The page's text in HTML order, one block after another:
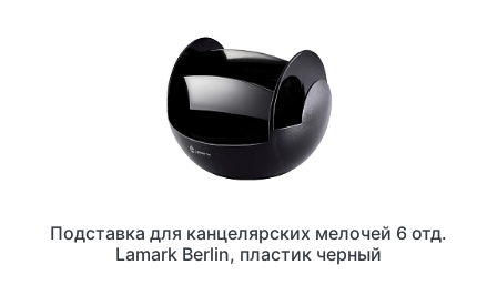
Подставка для канцелярских мелочей 6 отд.
Lamark Berlin, пластик черный